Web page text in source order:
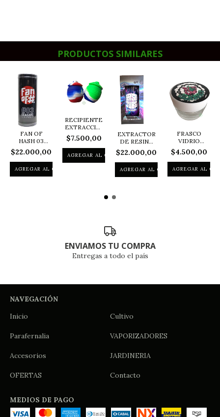
PRODUCTOS SIMILARES
FAN OF
HASH 03
CLASSIC
90M
EXTRACTOR
$22.000,00
RECIPIENTE
EXTRACCIONES
ROSIN
SILICONA
H...
$7.500,00
EXTRACTOR
DE RESINA
HASH TUBE
150
MICRON...
$22.000,00
FRASCO
VIDRIO
IDEAL
EXTRACCIONES
O GUARD...
$4.500,00
ENVIAMOS TU COMPRA
Entregas a todo el país
NAVEGACIÓN
Inicio
Cultivo
Parafernalia VAPORIZADORES
Accesorios JARDINERIA
OFERTAS Contacto
MEDIOS DE PAGO